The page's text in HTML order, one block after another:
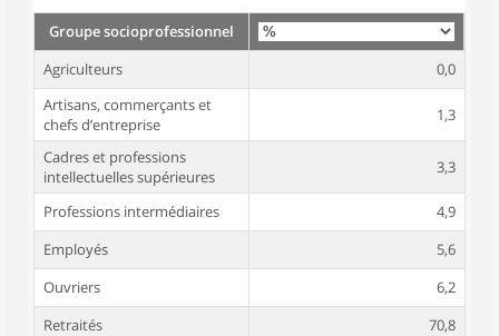
Groupe socioprofessionnel
Agriculteurs
0,0
Artisans, commerçants et
chefs d’entreprise
1,3
Cadres et professions
intellectuelles supérieures
3,3
Professions intermédiaires
4,9
Employés
5,6
Ouvriers
6,2
Retraités
70,8